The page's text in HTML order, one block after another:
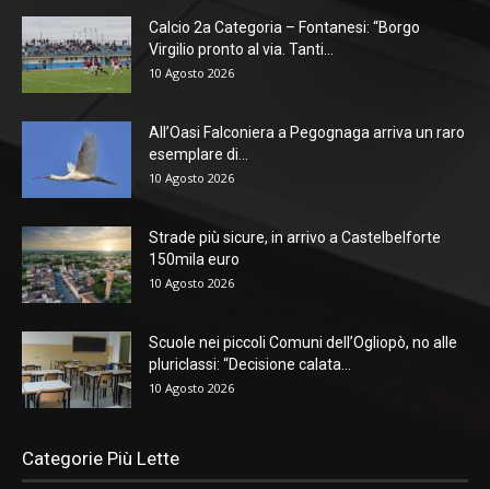
Calcio 2a Categoria – Fontanesi: “Borgo
Virgilio pronto al via. Tanti...
10 Agosto 2026
All’Oasi Falconiera a Pegognaga arriva un raro
esemplare di...
10 Agosto 2026
Strade più sicure, in arrivo a Castelbelforte
150mila euro
10 Agosto 2026
Scuole nei piccoli Comuni dell’Ogliopò, no alle
pluriclassi: “Decisione calata...
10 Agosto 2026
Categorie Più Lette